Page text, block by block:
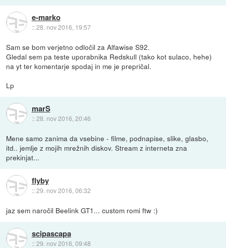
e-marko
::28. nov 2016, 19:57
Sam se bom verjetno odločil za Alfawise S92.
Gledal sem pa teste uporabnika Redskull (tako kot sulaco, hehe)
na yt ter komentarje spodaj in me je prepričal.
Lp
marS
::28. nov 2016, 20:46
Mene samo zanima da vsebine - filme, podnapise, slike, glasbo,
itd.. jemlje z mojih mrežnih diskov. Stream z interneta zna
prekinjat...
flyby
::29. nov 2016, 06:32
jaz sem naročil Beelink GT1... custom romi ftw :)
scipascapa
::29. nov 2016, 09:48